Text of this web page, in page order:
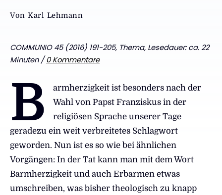
Von Karl Lehmann
COMMUNIO 45 (2016) 191-205, Thema, Lesedauer: ca. 22
Minuten / 0 Kommentare
B
armherzigkeit ist besonders nach der
Wahl von Papst Franziskus in der
religiösen Sprache unserer Tage
geradezu ein weit verbreitetes Schlagwort
geworden. Nun ist es so wie bei ähnlichen
Vorgängen: In der Tat kann man mit dem Wort
Barmherzigkeit und auch Erbarmen etwas
umschreiben, was bisher theologisch zu knapp